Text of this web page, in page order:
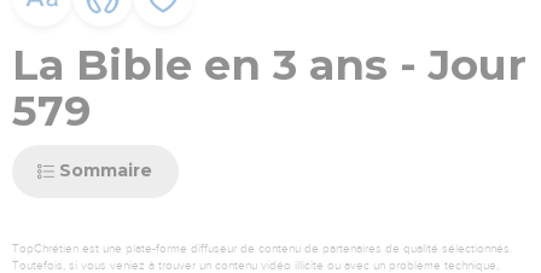
La Bible en 3 ans - Jour
579
Sommaire
TopChrétien est une plate-forme diffuseur de contenu de partenaires de qualité sélectionnés.
Toutefois, si vous veniez à trouver un contenu vidéo illicite ou avec un problème technique,